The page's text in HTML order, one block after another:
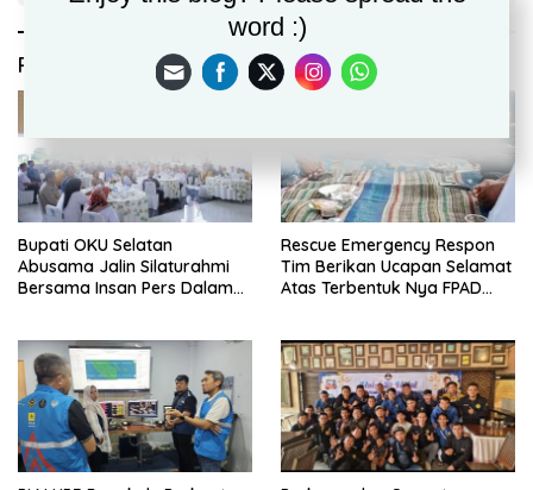
Rekomendasi untuk kamu
Bupati OKU Selatan
Abusama Jalin Silaturahmi
Bersama Insan Pers Dalam
Rescue Emergency Respon
Tim Berikan Ucapan Selamat
Atas Terbentuk Nya FPAD
word :)